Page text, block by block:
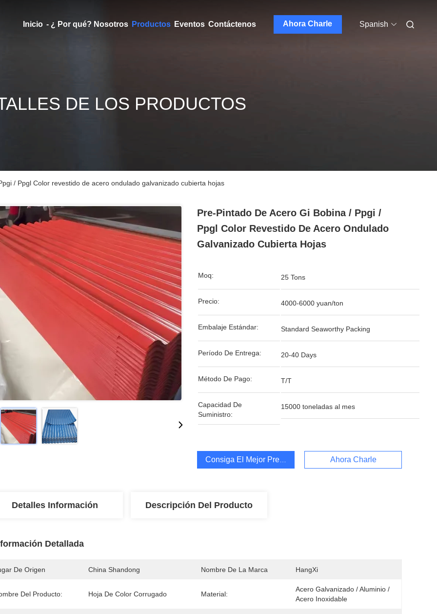
Inicio - ¿ Por qué? Nosotros Productos Eventos Contáctenos Ahora Charle Spanish
DE LOS PRODUCTOS
/ Ppgl Color revestido de acero ondulado galvanizado cubierta hojas
Pre-Pintado De Acero Gi Bobina / Ppgi /
Ppgl Color Revestido De Acero Ondulado
Galvanizado Cubierta Hojas
Moq: 25 Tons
Precio: 4000-6000 yuan/ton
Embalaje Estándar: Standard Seaworthy Packing
Período De Entrega: 20-40 Days
Método De Pago: T/T
Capacidad De
Suministro:
15000 toneladas al mes
Consiga El Mejor Precio Ahora Charle
Detalles Información Descripción Del Producto
Detallada
De Origen China Shandong Nombre De La Marca HangXi
Del Producto: Hoja De Color Corrugado Material:
Acero Galvanizado / Aluminio /
Acero Inoxidable